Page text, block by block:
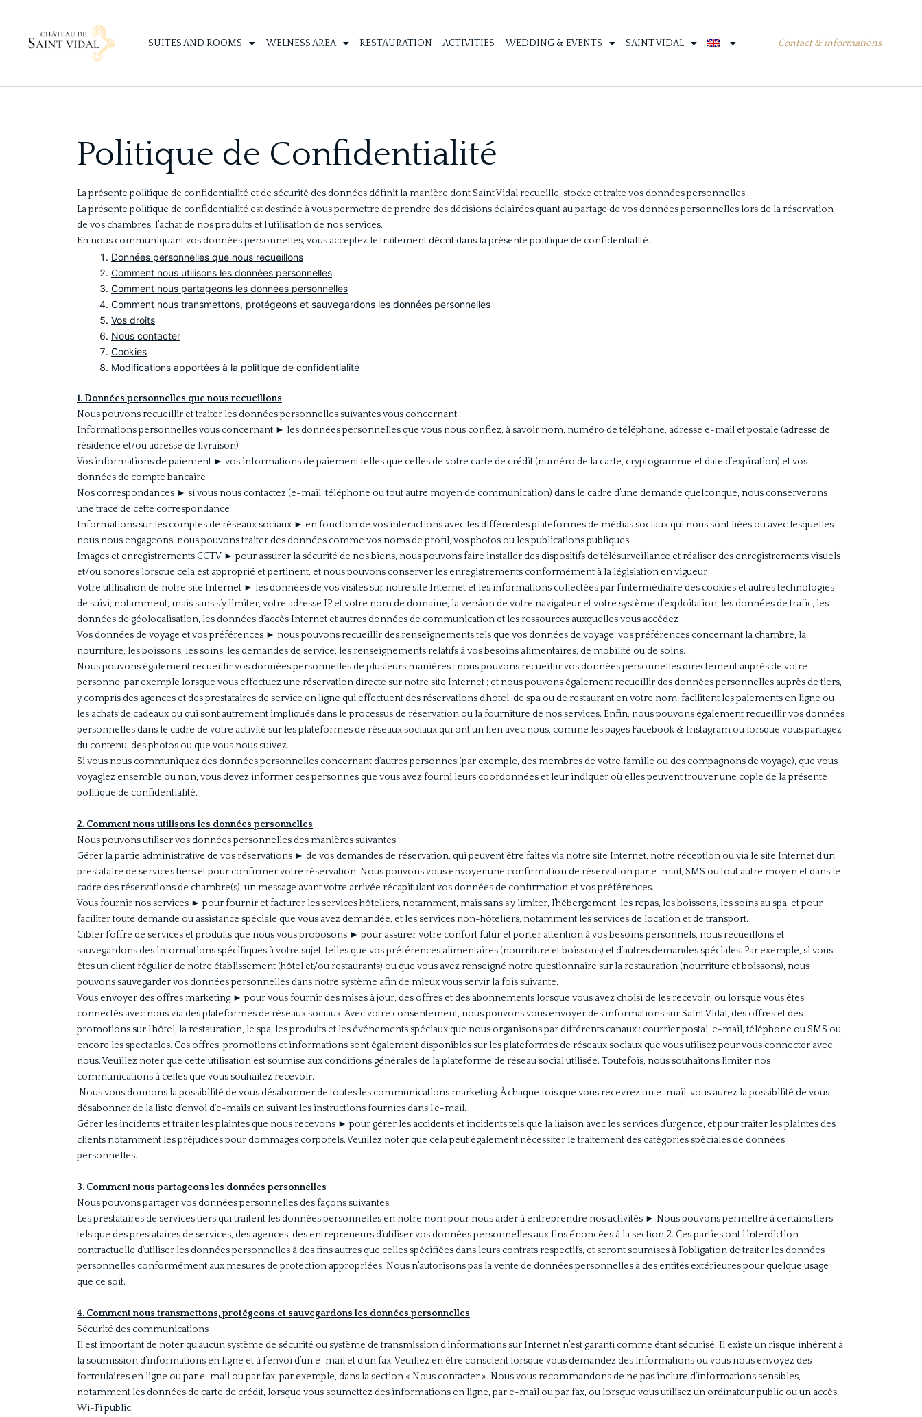
SUITES AND ROOMS WELNESS AREA RESTAURATION ACTIVITIES WEDDING & EVENTS SAINT VIDAL Contact & informations
Politique de Confidentialité
La présente politique de confidentialité et de sécurité des données définit la manière dont Saint Vidal recueille, stocke et traite vos données personnelles.
La présente politique de confidentialité est destinée à vous permettre de prendre des décisions éclairées quant au partage de vos données personnelles lors de la réservation
de vos chambres, l’achat de nos produits et l’utilisation de nos services.
En nous communiquant vos données personnelles, vous acceptez le traitement décrit dans la présente politique de confidentialité.
Données personnelles que nous recueillons
Comment nous utilisons les données personnelles
Comment nous partageons les données personnelles
Comment nous transmettons, protégeons et sauvegardons les données personnelles
Vos droits
Nous contacter
Cookies
Modifications apportées à la politique de confidentialité
1. Données personnelles que nous recueillons
Nous pouvons recueillir et traiter les données personnelles suivantes vous concernant :
Informations personnelles vous concernant ► les données personnelles que vous nous confiez, à savoir nom, numéro de téléphone, adresse e-mail et postale (adresse de
résidence et/ou adresse de livraison)
Vos informations de paiement ► vos informations de paiement telles que celles de votre carte de crédit (numéro de la carte, cryptogramme et date d’expiration) et vos
données de compte bancaire
Nos correspondances ► si vous nous contactez (e-mail, téléphone ou tout autre moyen de communication) dans le cadre d’une demande quelconque, nous conserverons
une trace de cette correspondance
Informations sur les comptes de réseaux sociaux ► en fonction de vos interactions avec les différentes plateformes de médias sociaux qui nous sont liées ou avec lesquelles
nous nous engageons, nous pouvons traiter des données comme vos noms de profil, vos photos ou les publications publiques
Images et enregistrements CCTV ► pour assurer la sécurité de nos biens, nous pouvons faire installer des dispositifs de télésurveillance et réaliser des enregistrements visuels
et/ou sonores lorsque cela est approprié et pertinent, et nous pouvons conserver les enregistrements conformément à la législation en vigueur
Votre utilisation de notre site Internet ► les données de vos visites sur notre site Internet et les informations collectées par l’intermédiaire des cookies et autres technologies
de suivi, notamment, mais sans s’y limiter, votre adresse IP et votre nom de domaine, la version de votre navigateur et votre système d’exploitation, les données de trafic, les
données de géolocalisation, les données d’accès Internet et autres données de communication et les ressources auxquelles vous accédez
Vos données de voyage et vos préférences ► nous pouvons recueillir des renseignements tels que vos données de voyage, vos préférences concernant la chambre, la
nourriture, les boissons, les soins, les demandes de service, les renseignements relatifs à vos besoins alimentaires, de mobilité ou de soins.
Nous pouvons également recueillir vos données personnelles de plusieurs manières : nous pouvons recueillir vos données personnelles directement auprès de votre
personne, par exemple lorsque vous effectuez une réservation directe sur notre site Internet ; et nous pouvons également recueillir des données personnelles auprès de tiers,
y compris des agences et des prestataires de service en ligne qui effectuent des réservations d’hôtel, de spa ou de restaurant en votre nom, facilitent les paiements en ligne ou
les achats de cadeaux ou qui sont autrement impliqués dans le processus de réservation ou la fourniture de nos services. Enfin, nous pouvons également recueillir vos données
personnelles dans le cadre de votre activité sur les plateformes de réseaux sociaux qui ont un lien avec nous, comme les pages Facebook & Instagram ou lorsque vous partagez
du contenu, des photos ou que vous nous suivez.
Si vous nous communiquez des données personnelles concernant d’autres personnes (par exemple, des membres de votre famille ou des compagnons de voyage), que vous
voyagiez ensemble ou non, vous devez informer ces personnes que vous avez fourni leurs coordonnées et leur indiquer où elles peuvent trouver une copie de la présente
politique de confidentialité.
2. Comment nous utilisons les données personnelles
Nous pouvons utiliser vos données personnelles des manières suivantes :
Gérer la partie administrative de vos réservations ► de vos demandes de réservation, qui peuvent être faites via notre site Internet, notre réception ou via le site Internet d’un
prestataire de services tiers et pour confirmer votre réservation. Nous pouvons vous envoyer une confirmation de réservation par e-mail, SMS ou tout autre moyen et dans le
cadre des réservations de chambre(s), un message avant votre arrivée récapitulant vos données de confirmation et vos préférences.
Vous fournir nos services ► pour fournir et facturer les services hôteliers, notamment, mais sans s’y limiter, l’hébergement, les repas, les boissons, les soins au spa, et pour
faciliter toute demande ou assistance spéciale que vous avez demandée, et les services non-hôteliers, notamment les services de location et de transport.
Cibler l’offre de services et produits que nous vous proposons ► pour assurer votre confort futur et porter attention à vos besoins personnels, nous recueillons et
sauvegardons des informations spécifiques à votre sujet, telles que vos préférences alimentaires (nourriture et boissons) et d’autres demandes spéciales. Par exemple, si vous
êtes un client régulier de notre établissement (hôtel et/ou restaurants) ou que vous avez renseigné notre questionnaire sur la restauration (nourriture et boissons), nous
pouvons sauvegarder vos données personnelles dans notre système afin de mieux vous servir la fois suivante.
Vous envoyer des offres marketing ► pour vous fournir des mises à jour, des offres et des abonnements lorsque vous avez choisi de les recevoir, ou lorsque vous êtes
connectés avec nous via des plateformes de réseaux sociaux. Avec votre consentement, nous pouvons vous envoyer des informations sur Saint Vidal, des offres et des
promotions sur l’hôtel, la restauration, le spa, les produits et les événements spéciaux que nous organisons par différents canaux : courrier postal, e-mail, téléphone ou SMS ou
encore les spectacles. Ces offres, promotions et informations sont également disponibles sur les plateformes de réseaux sociaux que vous utilisez pour vous connecter avec
nous. Veuillez noter que cette utilisation est soumise aux conditions générales de la plateforme de réseau social utilisée. Toutefois, nous souhaitons limiter nos
communications à celles que vous souhaitez recevoir.
Nous vous donnons la possibilité de vous désabonner de toutes les communications marketing. À chaque fois que vous recevrez un e-mail, vous aurez la possibilité de vous
désabonner de la liste d’envoi d’e-mails en suivant les instructions fournies dans l’e-mail.
Gérer les incidents et traiter les plaintes que nous recevons ► pour gérer les accidents et incidents tels que la liaison avec les services d’urgence, et pour traiter les plaintes des
clients notamment les préjudices pour dommages corporels. Veuillez noter que cela peut également nécessiter le traitement des catégories spéciales de données
personnelles.
3. Comment nous partageons les données personnelles
Nous pouvons partager vos données personnelles des façons suivantes.
Les prestataires de services tiers qui traitent les données personnelles en notre nom pour nous aider à entreprendre nos activités ► Nous pouvons permettre à certains tiers
tels que des prestataires de services, des agences, des entrepreneurs d’utiliser vos données personnelles aux fins énoncées à la section 2. Ces parties ont l’interdiction
contractuelle d’utiliser les données personnelles à des fins autres que celles spécifiées dans leurs contrats respectifs, et seront soumises à l’obligation de traiter les données
personnelles conformément aux mesures de protection appropriées. Nous n’autorisons pas la vente de données personnelles à des entités extérieures pour quelque usage
que ce soit.
4. Comment nous transmettons, protégeons et sauvegardons les données personnelles
Sécurité des communications
Il est important de noter qu’aucun système de sécurité ou système de transmission d’informations sur Internet n’est garanti comme étant sécurisé. Il existe un risque inhérent à
la soumission d’informations en ligne et à l’envoi d’un e-mail et d’un fax. Veuillez en être conscient lorsque vous demandez des informations ou vous nous envoyez des
formulaires en ligne ou par e-mail ou par fax, par exemple, dans la section « Nous contacter ». Nous vous recommandons de ne pas inclure d’informations sensibles,
notamment les données de carte de crédit, lorsque vous soumettez des informations en ligne, par e-mail ou par fax, ou lorsque vous utilisez un ordinateur public ou un accès
Wi-Fi public.